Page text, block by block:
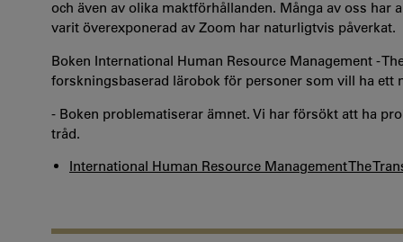
och även av olika maktförhållanden. Många av oss har
varit överexponerad av Zoom har naturligtvis påverkat.
Boken International Human Resource Management -
forskningsbaserad lärobok för personer som vill ha ett
- Boken problematiserar ämnet. Vi har försökt att ha
tråd.
International Human Resource Management The